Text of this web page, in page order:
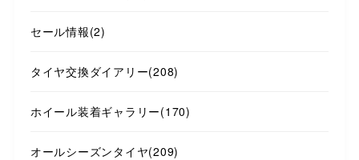
セール情報(2)
タイヤ交換ダイアリー(208)
ホイール装着ギャラリー(170)
オールシーズンタイヤ(209)